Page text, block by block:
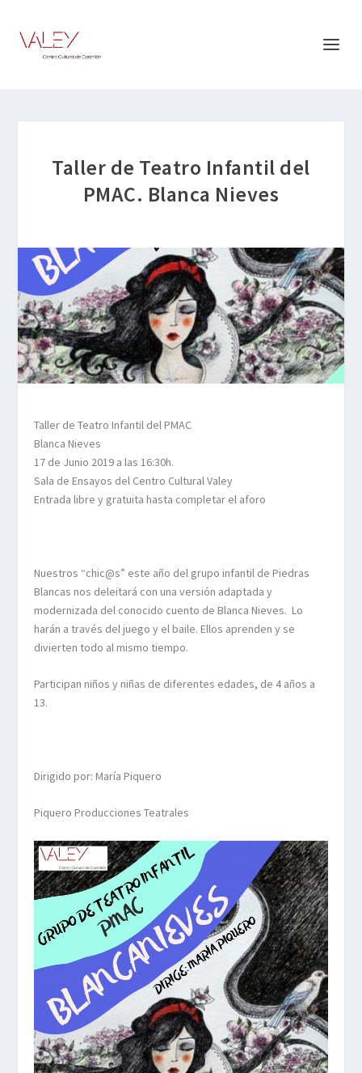
Taller de Teatro Infantil del
PMAC. Blanca Nieves
Taller de TeatroInfantil del PMAC
Blanca Nieves
17 de Junio 2019 a las 16:30h.
Sala de Ensayos del Centro Cultural Valey
Entrada libre y gratuita hasta completar el aforo
Nuestros “chic@s” este año del grupo infantil de Piedras
Blancas nos deleitará con una versión adaptada y
modernizada del conocido cuento de Blanca Nieves. Lo
harán a través del juego y el baile. Ellos aprenden y se
divierten todo al mismo tiempo.
Participan niños y niñas de diferentes edades, de 4 años a
13.
Dirigido por: María Piquero
Piquero Producciones Teatrales